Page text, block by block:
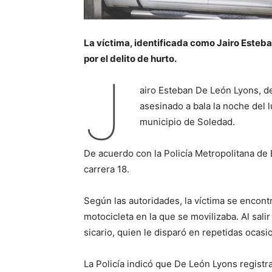
La víctima, identificada como Jairo
por el delito de hurto.
J
airo Esteban De León Lyons,
asesinado a bala la noche del
municipio de Soledad.
De acuerdo con la Policía Metropolitana
carrera 18.
Según las autoridades, la víctima se
motocicleta en la que se movilizaba. Al
sicario, quien le disparó en repetidas
La Policía indicó que De León Lyons